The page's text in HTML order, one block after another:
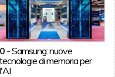
0 -Samsung: nuove
tecnologie di memoria per
l'AI